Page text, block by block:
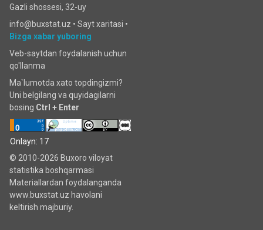
Gazli shossesi, 32-uy
info@buxstat.uz • Sayt xaritasi •
Bizga xabar yuboring
Veb-saytdan foydalanish uchun
qo'llanma
Ma`lumotda xato topdingizmi?
Uni belgilang va quyidagilarni
bosing Ctrl + Enter
Onlayn: 17
© 2010-2026 Buxoro viloyat
statistika boshqarmasi
Materiallardan foydalanganda
www.buxstat.uz havolani
keltirish majburiy.